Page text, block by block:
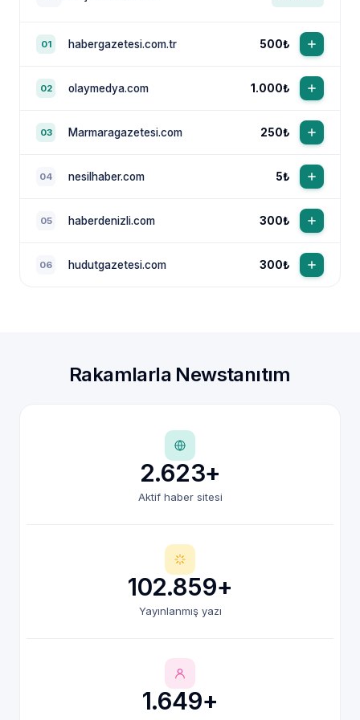
01 habergazetesi.com.tr 500₺
02 olaymedya.com 1.000₺
03 Marmaragazetesi.com 250₺
04 nesilhaber.com 5₺
05 haberdenizli.com 300₺
06 hudutgazetesi.com 300₺
Rakamlarla Newstanıtım
2.623+
Aktif haber sitesi
102.859+
Yayınlanmış yazı
1.649+